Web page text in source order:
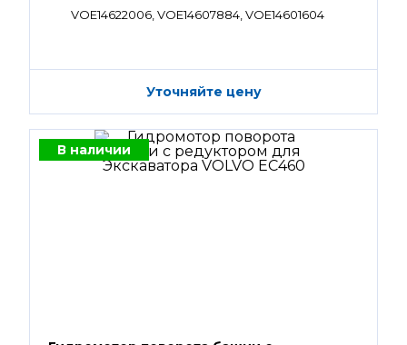
VOE14622006, VOE14607884, VOE14601604
Уточняйте цену
В наличии